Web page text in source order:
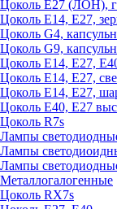
Цоколь Е27 (ЛОН),
Цоколь Е14, Е27,
Цоколь G4,
Цоколь G9,
Цоколь Е14, Е27,
Цоколь Е14, Е27,
Цоколь Е14, Е27,
Цоколь Е40, Е27
Цоколь R7s
Лампы
Лампы
Лампы
Металлогалогенные
Цоколь RX7s